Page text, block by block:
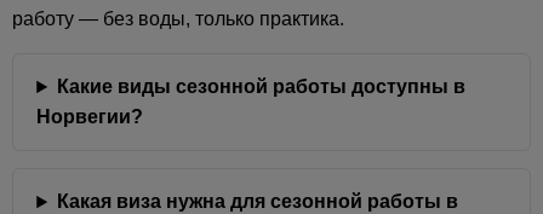
работу — без воды, только практика.
Какие виды сезонной работы доступны в
Норвегии?
Какая виза нужна для сезонной работы в